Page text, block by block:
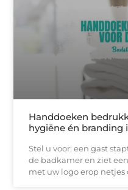
Handdoeken
hygiëne én branding
Stel u voor: een gast
de badkamer en ziet
met uw logo erop netjes